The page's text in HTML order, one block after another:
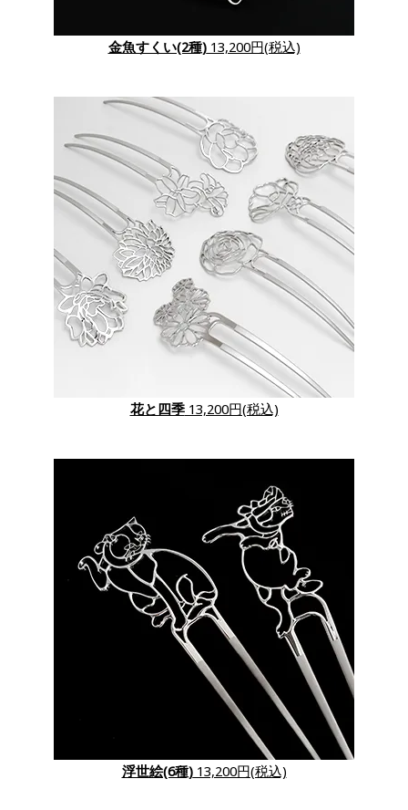
金魚すくい(2種)13,200円(税込)
花と四季13,200円(税込)
浮世絵(6種)13,200円(税込)